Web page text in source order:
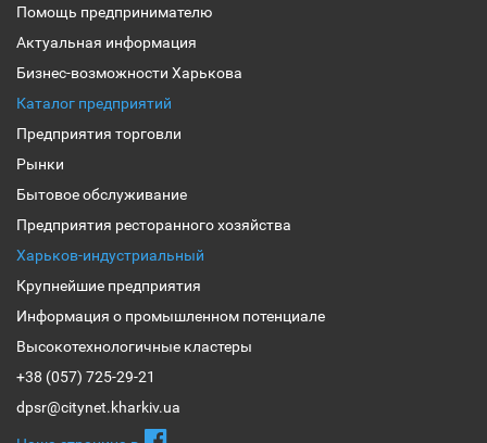
Помощь предпринимателю
Актуальная информация
Бизнес-возможности Харькова
Каталог предприятий
Предприятия торговли
Рынки
Бытовое обслуживание
Предприятия ресторанного хозяйства
Харьков-индустриальный
Крупнейшие предприятия
Информация о промышленном потенциале
Высокотехнологичные кластеры
+38 (057) 725-29-21
dpsr@citynet.kharkiv.ua